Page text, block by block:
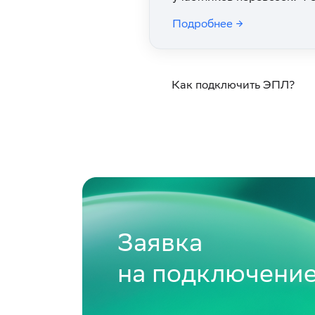
Подробнее →
Как подключить ЭПЛ?
Заявка
на